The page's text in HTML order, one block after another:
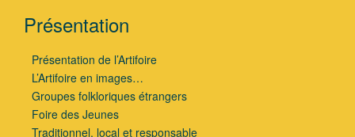
Présentation
Présentation de l’Artifoire
L’Artifoire en images…
Groupes folkloriques étrangers
Foire des Jeunes
Traditionnel, local et responsable